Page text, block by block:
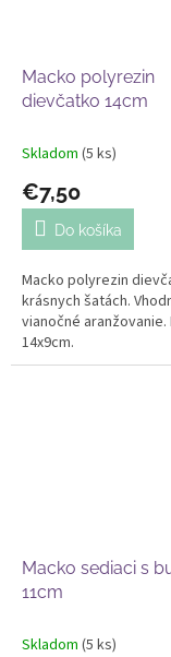
Macko polyrezin
dievčatko 14cm
Skladom (5 ks)
€7,50
Do košíka
Macko polyrezin
krásnych šatách.
vianočné aranžovanie.
14x9cm.
Macko sediaci s
11cm
Skladom (5 ks)